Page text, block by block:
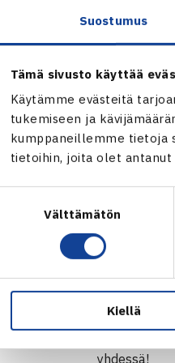
Suostumus
Tämä sivusto käyttää
Käytämme evästeitä
tukemiseen ja
kumppaneillemme tietoja
tietoihin, joita olet
Välttämätön
Kiellä
Lauantaille
lisää
Suomi ja
maailman
OSTA LIPUT
Vuonna
oli kahden
yhdessä!